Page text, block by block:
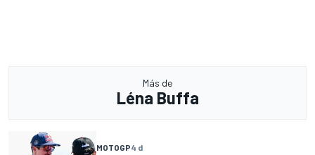
Más de
Léna Buffa
MOTOGP4 d